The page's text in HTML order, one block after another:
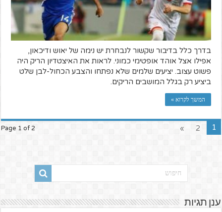
בדרך כלל בדיבור שקשור לנבחרת יש נימה של יאוש ודיכאון,
אפילו אצל אוהד אופטימי כמוני. לראות את האיצטדיון הריק היה
פשוט עצוב. יציעים שלמים שלא נפתחו והצבע הכחול-לבן שלט
ביציע רק בגלל המושבים הריקים.
המשך לקרוא »
Page 1 of 2 1
2
»
ענן תגיות